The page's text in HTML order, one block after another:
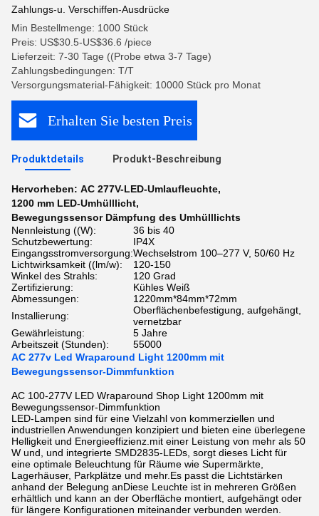
Zahlungs-u. Verschiffen-Ausdrücke
Min Bestellmenge: 1000 Stück
Preis: US$30.5-US$36.6 /piece
Lieferzeit: 7-30 Tage ((Probe etwa 3-7 Tage)
Zahlungsbedingungen: T/T
Versorgungsmaterial-Fähigkeit: 10000 Stück pro Monat
Erhalten Sie besten Preis
Produktdetails Produkt-Beschreibung
Hervorheben: AC 277V-LED-Umlaufleuchte,
1200 mm LED-Umhülllicht,
Bewegungssensor Dämpfung des Umhülllichts
Nennleistung ((W):
36 bis 40
Schutzbewertung:
IP4X
Eingangsstromversorgung:Wechselstrom 100–277 V, 50/60 Hz
Lichtwirksamkeit ((lm/w):
120-150
Winkel des Strahls:
120 Grad
Zertifizierung:
Kühles Weiß
Abmessungen:
1220mm*84mm*72mm
Installierung:
Oberflächenbefestigung, aufgehängt,
vernetzbar
Gewährleistung:
5 Jahre
Arbeitszeit (Stunden):
55000
AC 277v Led Wraparound Light 1200mm mit
Bewegungssensor-Dimmfunktion
AC 100-277V LED Wraparound Shop Light 1200mm mit
Bewegungssensor-Dimmfunktion
LED-Lampen sind für eine Vielzahl von kommerziellen und
industriellen Anwendungen konzipiert und bieten eine überlegene
Helligkeit und Energieeffizienz.mit einer Leistung von mehr als 50
W und, und integrierte SMD2835-LEDs, sorgt dieses Licht für
eine optimale Beleuchtung für Räume wie Supermärkte,
Lagerhäuser, Parkplätze und mehr.Es passt die Lichtstärken
anhand der Belegung anDiese Leuchte ist in mehreren Größen
erhältlich und kann an der Oberfläche montiert, aufgehängt oder
für längere Konfigurationen miteinander verbunden werden.